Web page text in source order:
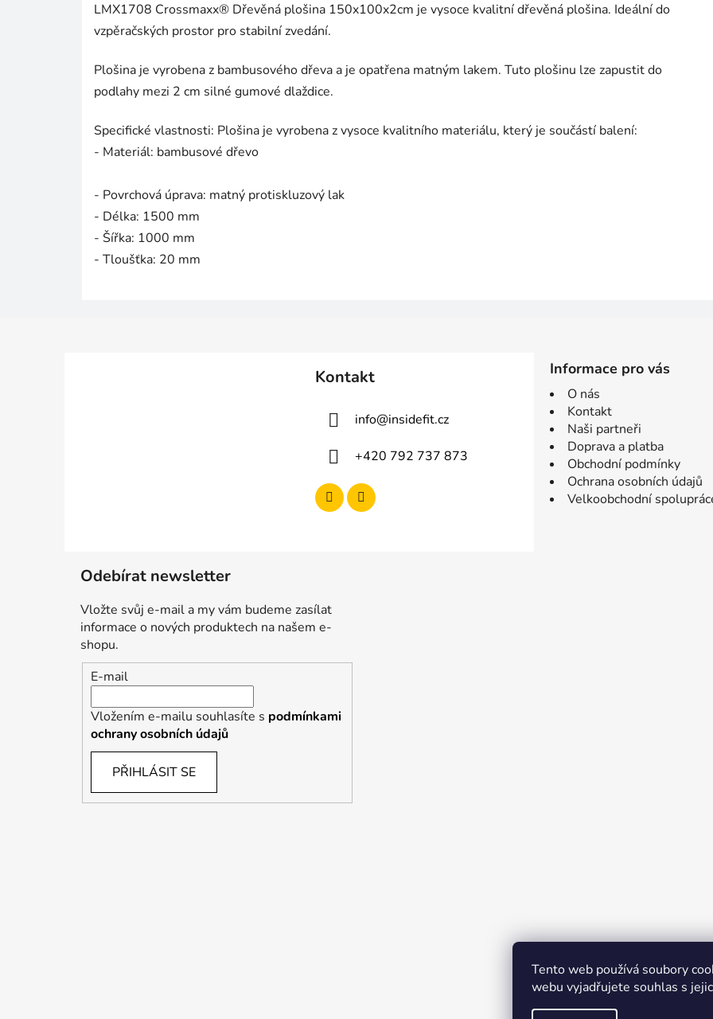
Tento web používá soubory
webu vyjadřujete souhlas s
LMX1708 Crossmaxx® Dřevěná plošina 150x100x2cm je vysoce kvalitní dřevěná plošina. Ideální do
vzpěračských prostor pro stabilní zvedání.
Plošina je vyrobena z bambusového dřeva a je opatřena matným lakem. Tuto plošinu lze zapustit do
podlahy mezi 2 cm silné gumové dlaždice.
Specifické vlastnosti: Plošina je vyrobena z vysoce kvalitního materiálu, který je součástí balení:
- Materiál: bambusové dřevo
- Povrchová úprava: matný protiskluzový lak
- Délka: 1500 mm
- Šířka: 1000 mm
- Tloušťka: 20 mm
Kontakt
info@insidefit.cz
+420 792 737 873
Informace pro vás
O nás
Kontakt
Naši partneři
Doprava a platba
Obchodní podmínky
Ochrana osobních údajů
Velkoobchodní
Odebírat newsletter
Vložte svůj e-mail a my vám budeme zasílat
informace o nových produktech na našem e-
shopu.
E-mail
Vložením e-mailu souhlasíte s podmínkami
ochrany osobních údajů
PŘIHLÁSIT SE